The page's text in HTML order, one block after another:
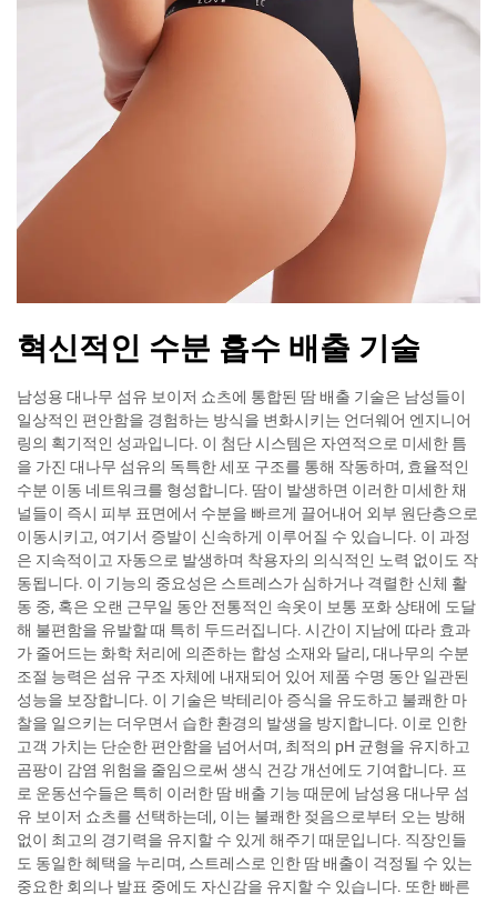
혁신적인 수분 흡수 배출 기술
남성용 대나무 섬유 보이저 쇼츠에 통합된 땀 배출 기술은 남성들이
일상적인 편안함을 경험하는 방식을 변화시키는 언더웨어 엔지니어
링의 획기적인 성과입니다. 이 첨단 시스템은 자연적으로 미세한 틈
을 가진 대나무 섬유의 독특한 세포 구조를 통해 작동하며, 효율적인
수분 이동 네트워크를 형성합니다. 땀이 발생하면 이러한 미세한 채
널들이 즉시 피부 표면에서 수분을 빠르게 끌어내어 외부 원단층으로
이동시키고, 여기서 증발이 신속하게 이루어질 수 있습니다. 이 과정
은 지속적이고 자동으로 발생하며 착용자의 의식적인 노력 없이도 작
동됩니다. 이 기능의 중요성은 스트레스가 심하거나 격렬한 신체 활
동 중, 혹은 오랜 근무일 동안 전통적인 속옷이 보통 포화 상태에 도달
해 불편함을 유발할 때 특히 두드러집니다. 시간이 지남에 따라 효과
가 줄어드는 화학 처리에 의존하는 합성 소재와 달리, 대나무의 수분
조절 능력은 섬유 구조 자체에 내재되어 있어 제품 수명 동안 일관된
성능을 보장합니다. 이 기술은 박테리아 증식을 유도하고 불쾌한 마
찰을 일으키는 더우면서 습한 환경의 발생을 방지합니다. 이로 인한
고객 가치는 단순한 편안함을 넘어서며, 최적의 pH 균형을 유지하고
곰팡이 감염 위험을 줄임으로써 생식 건강 개선에도 기여합니다. 프
로 운동선수들은 특히 이러한 땀 배출 기능 때문에 남성용 대나무 섬
유 보이저 쇼츠를 선택하는데, 이는 불쾌한 젖음으로부터 오는 방해
없이 최고의 경기력을 유지할 수 있게 해주기 때문입니다. 직장인들
도 동일한 혜택을 누리며, 스트레스로 인한 땀 배출이 걱정될 수 있는
중요한 회의나 발표 중에도 자신감을 유지할 수 있습니다. 또한 빠른